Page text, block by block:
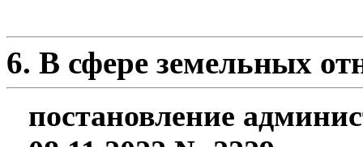
6. В сфере земельных
постановление